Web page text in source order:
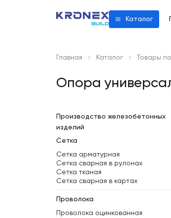
Каталог
Главная Каталог Товары
Опора
Производство железобетонных
изделий
Сетка
Сетка арматурная
Сетка сварная в рулонах
Сетка тканая
Сетка сварная в картах
Проволока
Проволока оцинкованная